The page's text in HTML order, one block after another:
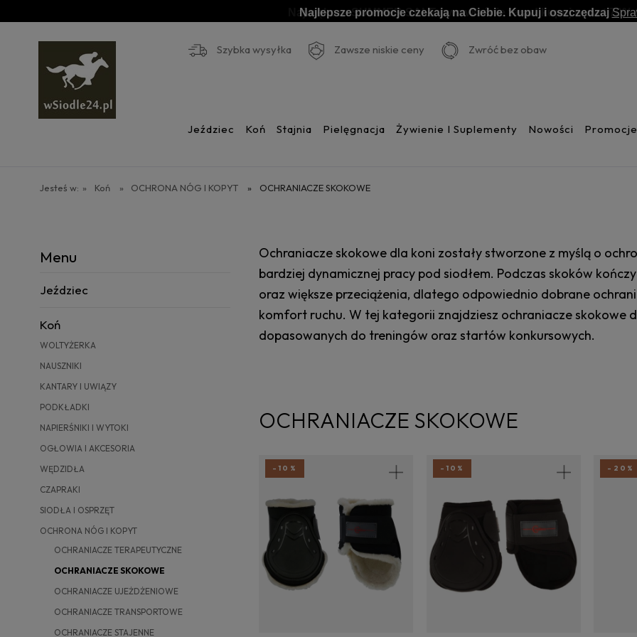
Najlepsze promocje czekają na Ciebie. Kupuj i oszczędzaj
Szybka wysyłka Zawsze niskie ceny Zwróć bez obaw
Jeździec Koń Stajnia Pielęgnacja Żywienie I Suplementy Nowości Promocje
Jesteś w: » Koń » OCHRONA NÓG I KOPYT » OCHRANIACZE SKOKOWE
Menu
Jeździec
Koń
WOLTYŻERKA
NAUSZNIKI
KANTARY I UWIĄZY
PODKŁADKI
NAPIERŚNIKI I WYTOKI
OGŁOWIA I AKCESORIA
WĘDZIDŁA
CZAPRAKI
SIODŁA I OSPRZĘT
OCHRONA NÓG I KOPYT
OCHRANIACZE TERAPEUTYCZNE
OCHRANIACZE SKOKOWE
OCHRANIACZE UJEŻDŻENIOWE
OCHRANIACZE TRANSPORTOWE
OCHRANIACZE STAJENNE
Ochraniacze skokowe dla koni zostały stworzone z myślą o
bardziej dynamicznej pracy pod siodłem. Podczas skoków
oraz większe przeciążenia, dlatego odpowiednio dobrane
komfort ruchu. W tej kategorii znajdziesz ochraniacze skokowe
dopasowanych do treningów oraz startów konkursowych.
OCHRANIACZE SKOKOWE
-10% -10% -20%